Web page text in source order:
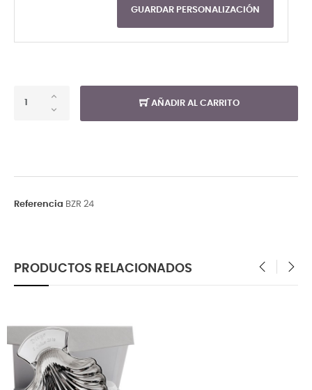
GUARDAR PERSONALIZACIÓN
AÑADIR AL CARRITO
Referencia BZR 24
PRODUCTOS RELACIONADOS